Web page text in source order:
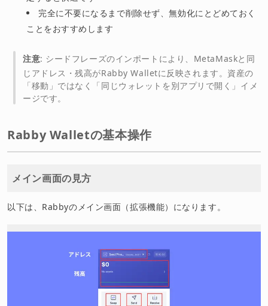
完全に不要になるまで削除せず、無効化にとどめておく
ことをおすすめします
注意: シードフレーズのインポートにより、MetaMaskと同
じアドレス・残高がRabby Walletに反映されます。資産の
「移動」ではなく「同じウォレットを別アプリで開く」イメ
ージです。
Rabby Walletの基本操作
メイン画面の見方
以下は、Rabbyのメイン画面（拡張機能）になります。